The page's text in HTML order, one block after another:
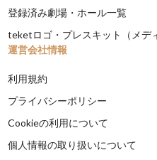
登録済み劇場・ホール一覧
teketロゴ・プレスキット（メデ
運営会社情報
利用規約
プライバシーポリシー
Cookieの利用について
個人情報の取り扱いについて